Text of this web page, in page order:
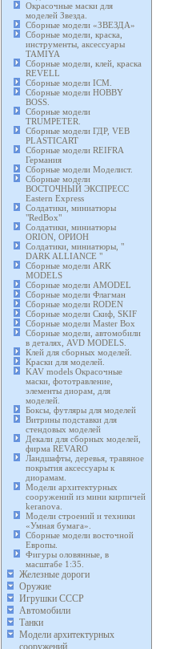
Окрасочные маски для
моделей Звезда.
Сборные модели «ЗВЕЗДА»
Сборные модели, краска,
инструменты, аксессуары
TAMIYA
Сборные модели, клей, краска
REVELL
Сборные модели ICM.
Сборные модели HOBBY
BOSS.
Сборные модели
TRUMPETER.
Сборные модели ГДР, VEB
PLASTICART
Сборные модели REIFRA
Германия
Сборные модели Моделист.
Сборные модели
ВОСТОЧНЫЙ ЭКСПРЕСС
Eastern Express
Солдатики, миниатюры
"RedBox"
Солдатики, миниатюры
ORION, ОРИОН
Солдатики, миниатюры, "
DARK ALLIANCE "
Сборные модели ARK
MODELS
Сборные модели AMODEL
Сборные модели Флагман
Сборные модели RODEN
Сборные модели Скиф, SKIF
Сборные модели Master Box
Сборные модели, автомобили
в деталях, AVD MODELS.
Клей для сборных моделей.
Краски для моделей.
KAV models Окрасочные
маски, фототравление,
элементы диорам, для
моделей.
Боксы, футляры для моделей
Витрины подставки для
стендовых моделей
Декали для сборных моделей,
фирма REVARO
Ландшафты, деревья, травяное
покрытия аксессуары к
диорамам.
Модели архитектурных
сооружений из мини кирпичей
keranova.
Модели строений и техники
«Умная бумага».
Сборные модели восточной
Европы.
Фигуры оловянные, в
масштабе 1:35.
Железные дороги
Оружие
Игрушки СССР
Автомобили
Танки
Модели архитектурных
сооружений.